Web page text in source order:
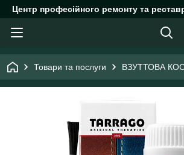
Центр професійного ремонту та
Товари та послуги ВЗУТТОВА